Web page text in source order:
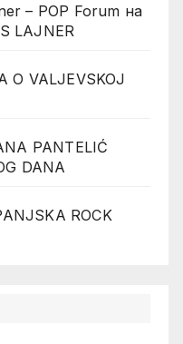
– POP Forum на
LAJNER
O VALJEVSKOJ
PANTELIĆ
DANA
ROCK